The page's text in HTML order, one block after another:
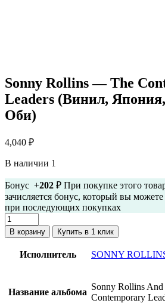
Sonny Rollins — The
Leaders (Винил,
Оби)
4,040 ₽
В наличии 1
Бонус +202 ₽ При покупке этого
зачисляется бонус, который вы можете
при последующих покупках
Количество
товара
Sonny
Rollins
Leaders
В корзину Купить в 1 клик
Исполнитель SONNY
Название альбома
Sonny Rollins And
Contemporary